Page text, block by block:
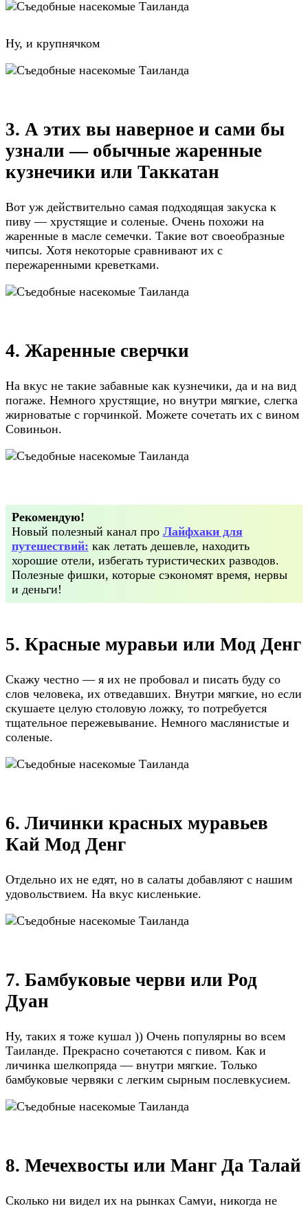
Ну, и крупнячком
3. А этих вы наверное и сами бы
узнали — обычные жаренные
кузнечики или Таккатан
Вот уж действительно самая подходящая закуска к
пиву — хрустящие и соленые. Очень похожи на
жаренные в масле семечки. Такие вот своеобразные
чипсы. Хотя некоторые сравнивают их с
пережаренными креветками.
4. Жаренные сверчки
На вкус не такие забавные как кузнечики, да и на вид
погаже. Немного хрустящие, но внутри мягкие, слегка
жирноватые с горчинкой. Можете сочетать их с вином
Совиньон.
Рекомендую!
Новый полезный канал про Лайфхаки для
путешествий: как летать дешевле, находить
хорошие отели, избегать туристических разводов.
Полезные фишки, которые сэкономят время, нервы
и деньги!
5. Красные муравьи или Мод Денг
Скажу честно — я их не пробовал и писать буду со
слов человека, их отведавших. Внутри мягкие, но если
скушаете целую столовую ложку, то потребуется
тщательное пережевывание. Немного маслянистые и
соленые.
6. Личинки красных муравьев
Кай Мод Денг
Отдельно их не едят, но в салаты добавляют с нашим
удовольствием. На вкус кисленькие.
7. Бамбуковые черви или Род
Дуан
Ну, таких я тоже кушал )) Очень популярны во всем
Таиланде. Прекрасно сочетаются с пивом. Как и
личинка шелкопряда — внутри мягкие. Только
бамбуковые червяки с легким сырным послевкусием.
8. Мечехвосты или Манг Да Талай
Сколько ни видел их на рынках Самуи, никогда не